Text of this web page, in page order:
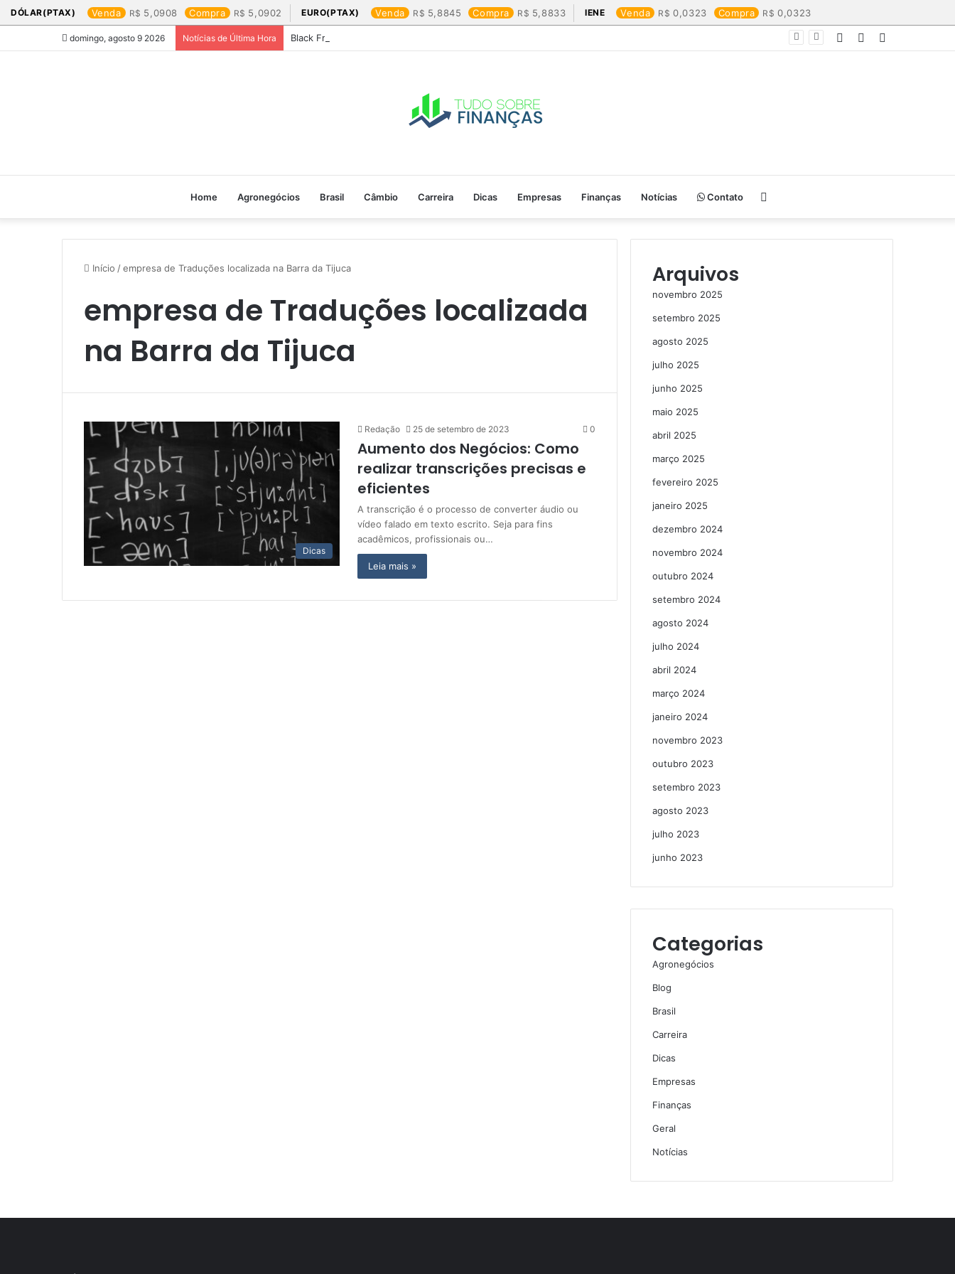
DÓLAR(PTAX) Venda 5,0908 Compra 5,0902 EURO(PTAX) Venda 5,8845 Compra 5,8833 IENE Venda 0,0323 Compra 0,0323
domingo, agosto 9 2026 Notícias de Última Hora Black Friday: os produtos que mais valem a pena
Artigo
Entrar
Home Agronegócios Brasil Câmbio Carreira Dicas Empresas Finanças Notícias Contato
por
Início /empresa de Traduções localizada na Barra da Tijuca
empresa de Traduções localizada
na Barra da Tijuca
Dicas
Redação 25 de setembro de 2023 0
Aumento dos Negócios: Como
realizar transcrições precisas e
eficientes
A transcrição é o processo de converter áudio ou
vídeo falado em texto escrito. Seja para fins
acadêmicos, profissionais ou…
Leia mais »
Arquivos
novembro 2025
setembro 2025
agosto 2025
julho 2025
junho 2025
maio 2025
abril 2025
março 2025
fevereiro 2025
janeiro 2025
dezembro 2024
novembro 2024
outubro 2024
setembro 2024
agosto 2024
julho 2024
abril 2024
março 2024
janeiro 2024
novembro 2023
outubro 2023
setembro 2023
agosto 2023
julho 2023
junho 2023
Categorias
Agronegócios
Blog
Brasil
Carreira
Dicas
Empresas
Finanças
Geral
Notícias